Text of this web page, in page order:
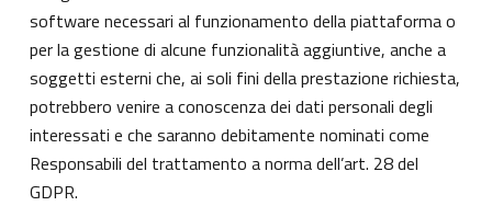
software necessari al funzionamento della piattaforma o
per la gestione di alcune funzionalità aggiuntive, anche a
soggetti esterni che, ai soli fini della prestazione richiesta,
potrebbero venire a conoscenza dei dati personali degli
interessati e che saranno debitamente nominati come
Responsabili del trattamento a norma dell’art. 28 del
GDPR.